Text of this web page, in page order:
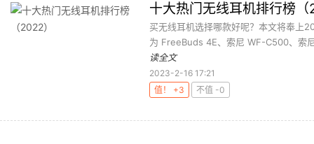
十大热门无线耳机排行榜
买无线耳机选择哪款好呢？本文将奉上
为 FreeBuds 4E、索尼 WF-C500、索
读全文
2023-2-16 17:21
值！ +3
不值 -0